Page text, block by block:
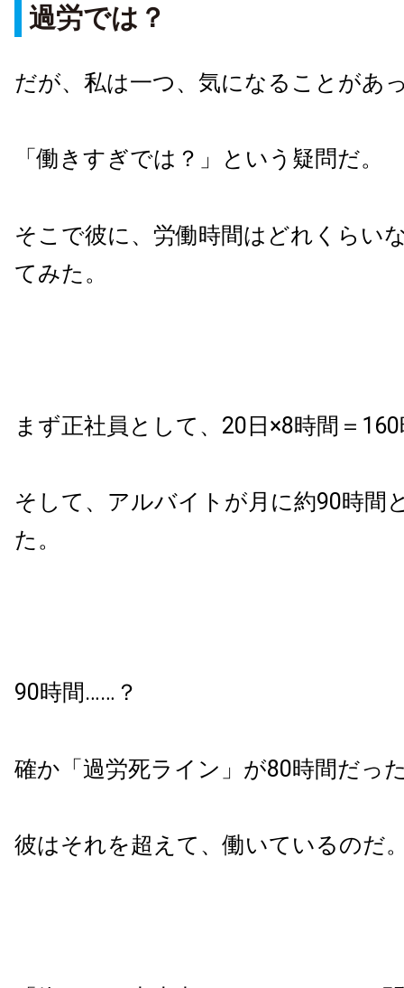
過労では？
だが、私は一つ、気になることがあ
「働きすぎでは？」という疑問だ。
そこで彼に、労働時間はどれくらい
てみた。
まず正社員として、20日×8時間＝
そして、アルバイトが月に約90時間
た。
90時間……？
確か「過労死ライン」が80時間だっ
彼はそれを超えて、働いているのだ